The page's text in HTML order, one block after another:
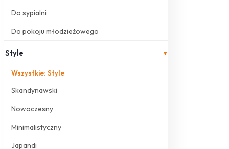
Do sypialni
Do pokoju młodzieżowego
Style ▾
Wszystkie: Style
Skandynawski
Nowoczesny
Minimalistyczny
Japandi